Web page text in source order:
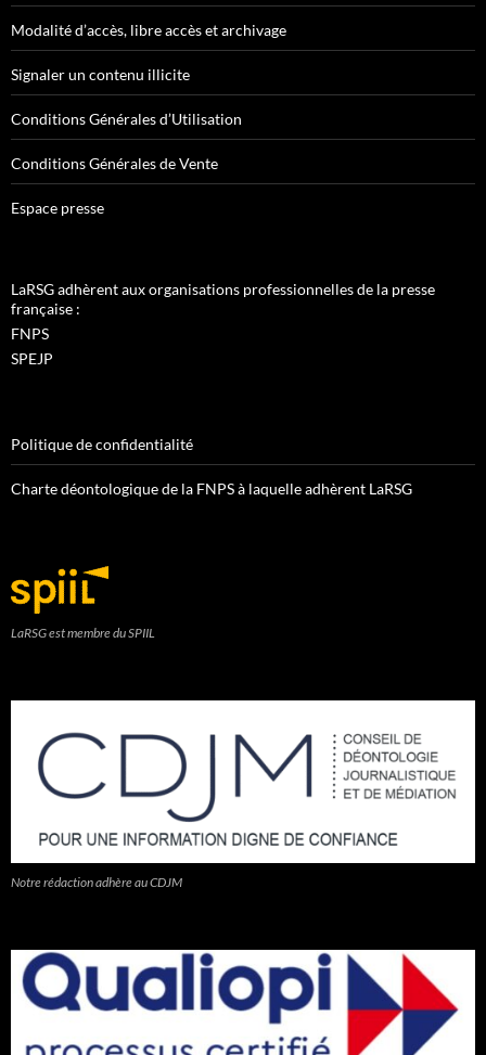
Modalité d’accès, libre accès et archivage
Signaler un contenu illicite
Conditions Générales d’Utilisation
Conditions Générales de Vente
Espace presse
LaRSG adhèrent aux organisations professionnelles de la presse
française :
FNPS
SPEJP
Politique de confidentialité
Charte déontologique de la FNPS à laquelle adhèrent LaRSG
LaRSG est membre du SPIIL
Notre rédaction adhère au CDJM